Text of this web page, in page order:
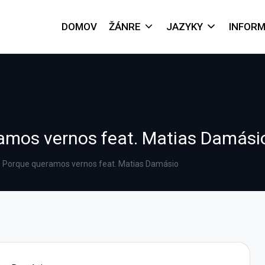
DOMOV ŽÁNRE JAZYKY
vernos feat. Matias
queramos vernos feat. Matias Damásio